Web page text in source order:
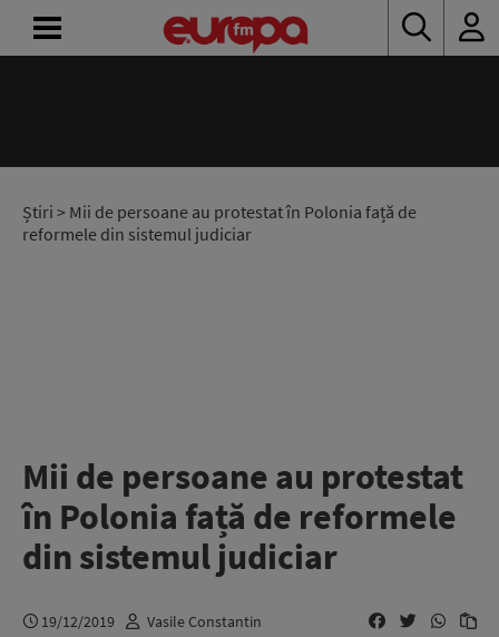
Știri > Mii de persoane au protestat în Polonia față de
reformele din sistemul judiciar
Mii de persoane au protestat
în Polonia față de reformele
din sistemul judiciar
19/12/2019 Vasile Constantin
RADIO